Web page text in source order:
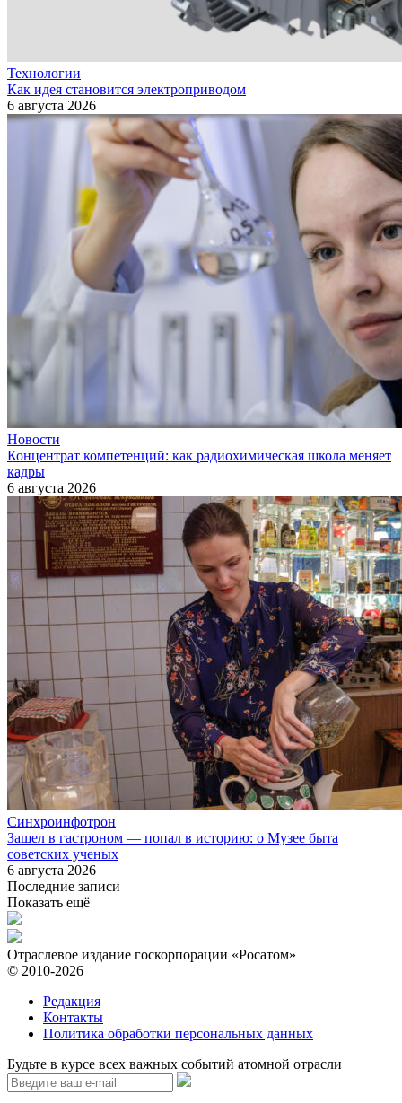
Технологии
Как идея становится электроприводом
6 августа 2026
Новости
Концентрат компетенций: как радиохимическая школа меняет
кадры
6 августа 2026
Синхроинфотрон
Зашел в гастроном — попал в историю: о Музее быта
советских ученых
6 августа 2026
Последние записи
Показать ещё
Отраслевое издание госкорпорации «Росатом»
© 2010-2026
Редакция
Контакты
Политика обработки персональных данных
Будьте в курсе всех важных событий атомной отрасли